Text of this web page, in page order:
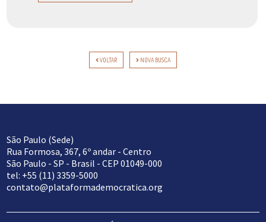
VOLTAR NOVA BUSCA
São Paulo (Sede)
Rua Formosa, 367, 6º andar - Centro
São Paulo - SP - Brasil - CEP 01049-000
tel: +55 (11) 3359-5000
contato@plataformademocratica.org